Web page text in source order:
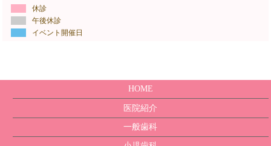
休診
午後休診
イベント開催日
HOME
医院紹介
一般歯科